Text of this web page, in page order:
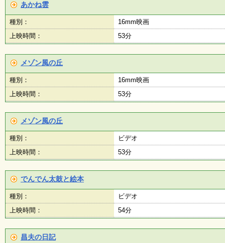
あかね雲
種別：
16mm映画
上映時間：
53分
メゾン風の丘
種別：
16mm映画
上映時間：
53分
メゾン風の丘
種別：
ビデオ
上映時間：
53分
でんでん太鼓と絵本
種別：
ビデオ
上映時間：
54分
昌夫の日記